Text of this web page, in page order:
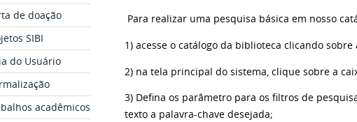
de doação
SIBI
do Usuário
acadêmicos
Para realizar uma pesquisa básica em nosso
1) acesse o catálogo da biblioteca clicando
2) na tela principal do sistema, clique sobre a
3) Defina os parâmetro para os filtros de
texto a palavra-chave desejada;